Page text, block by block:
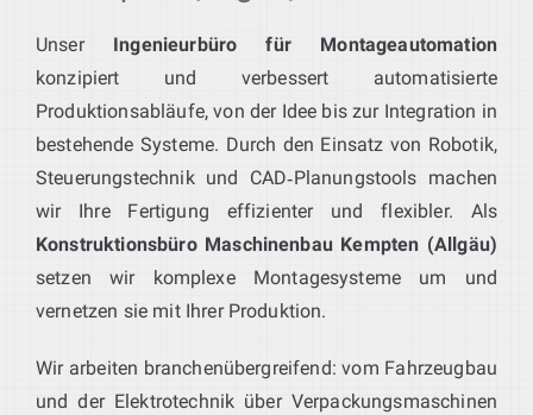
Unser Ingenieurbüro für Montageautomation
konzipiert und verbessert automatisierte
Produktionsabläufe, von der Idee bis zur Integration in
bestehende Systeme. Durch den Einsatz von Robotik,
Steuerungstechnik und CAD‑Planungstools machen
wir Ihre Fertigung effizienter und flexibler. Als
Konstruktionsbüro Maschinenbau Kempten (Allgäu)
setzen wir komplexe Montagesysteme um und
vernetzen sie mit Ihrer Produktion.
Wir arbeiten branchenübergreifend: vom Fahrzeugbau
und der Elektrotechnik über Verpackungsmaschinen